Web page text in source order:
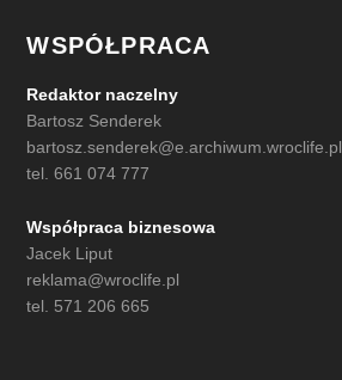
WSPÓŁPRACA
Redaktor naczelny
Bartosz Senderek
bartosz.senderek@e.archiwum.wroclife.pl
tel. 661 074 777
Współpraca biznesowa
Jacek Liput
reklama@wroclife.pl
tel. 571 206 665